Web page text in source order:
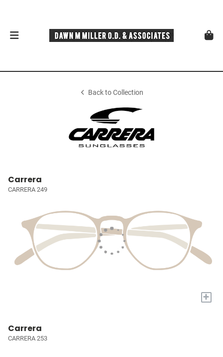
Back to Collection
Carrera
CARRERA 249
+
Carrera
CARRERA 253